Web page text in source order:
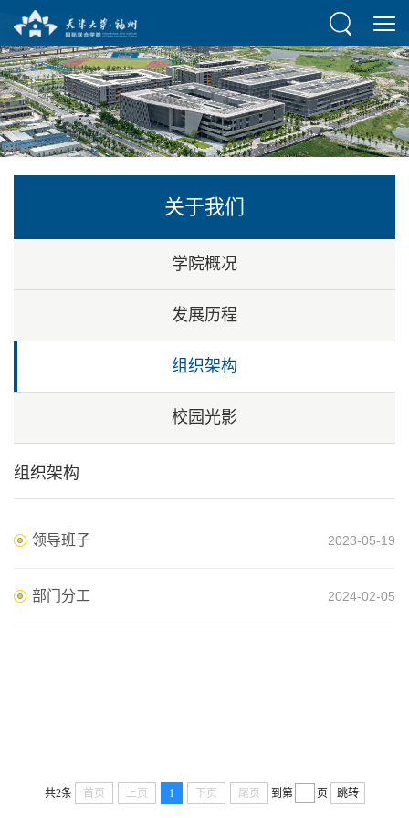
关于我们
学院概况
发展历程
组织架构
校园光影
组织架构
领导班子 2023-05-19
部门分工 2024-02-05
共2条 首页 上页 1 下页 尾页 到第 页 跳转